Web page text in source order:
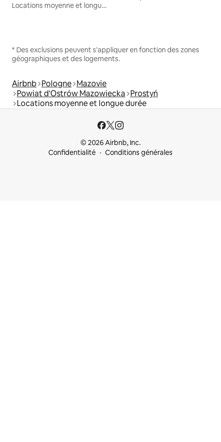
Locations moyenne et longue durée
* Des exclusions peuvent s'appliquer en fonction des zones
géographiques et des logements.
Airbnb Pologne Mazovie
Powiat d'Ostrów Mazowiecka Prostyń
Locations moyenne et longue durée
© 2026 Airbnb, Inc.
Confidentialité
Conditions générales